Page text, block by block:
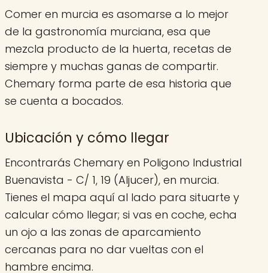
Comer en murcia es asomarse a lo mejor
de la gastronomía murciana, esa que
mezcla producto de la huerta, recetas de
siempre y muchas ganas de compartir.
Chemary forma parte de esa historia que
se cuenta a bocados.
Ubicación y cómo llegar
Encontrarás Chemary en Poligono Industrial
Buenavista - C/ 1, 19 (Aljucer), en murcia.
Tienes el mapa aquí al lado para situarte y
calcular cómo llegar; si vas en coche, echa
un ojo a las zonas de aparcamiento
cercanas para no dar vueltas con el
hambre encima.